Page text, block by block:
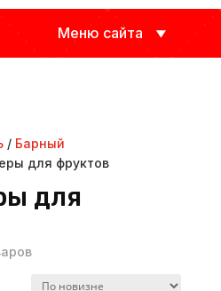
Меню сайта
/ Барный
для фруктов
для